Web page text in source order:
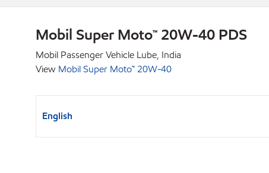
Mobil Super Moto™ 20W-40 PDS
Mobil Passenger Vehicle Lube, India
View Mobil Super Moto™ 20W-40
English